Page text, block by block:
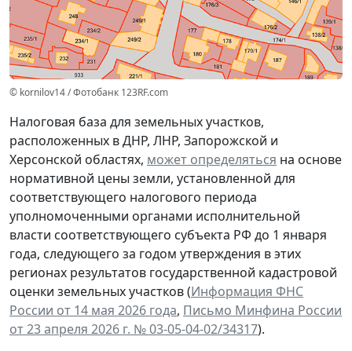
© kornilov14 / Фотобанк 123RF.com
Налоговая база для земельных участков,
расположенных в ДНР, ЛНР, Запорожской и
Херсонской областях, может определяться на основе
нормативной цены земли, установленной для
соответствующего налогового периода
уполномоченными органами исполнительной
власти соответствующего субъекта РФ до 1 января
года, следующего за годом утверждения в этих
регионах результатов государственной кадастровой
оценки земельных участков (Информация ФНС
России от 14 мая 2026 года, Письмо Минфина России
от 23 апреля 2026 г. № 03-05-04-02/34317).